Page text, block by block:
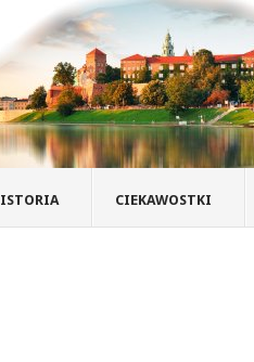
CIEKAWOSTKI